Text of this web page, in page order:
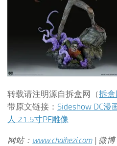
转载请注明源自拆盒网（拆
带原文链接： Sideshow DC漫
人 21.5寸PF雕像
网站： www.chaihezi.com| 微博